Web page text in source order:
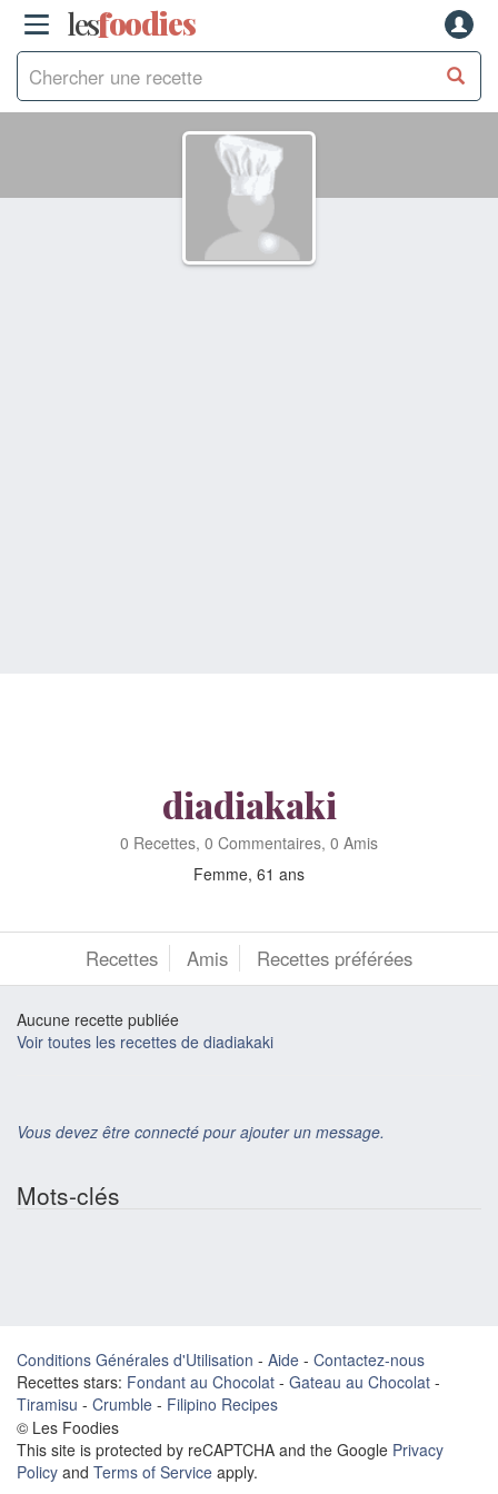
lesfoodies
diadiakaki
0 Recettes, 0 Commentaires, 0 Amis
Femme, 61 ans
Recettes Amis Recettes préférées
Aucune recette publiée
Voir toutes les recettes de diadiakaki
Vous devez être connecté pour ajouter un message.
Mots-clés
Conditions Générales d'Utilisation - Aide - Contactez-nous
Recettes stars: Fondant au Chocolat - Gateau au Chocolat -
Tiramisu - Crumble - Filipino Recipes
© Les Foodies
This site is protected by reCAPTCHA and the Google Privacy
Policy and Terms of Service apply.